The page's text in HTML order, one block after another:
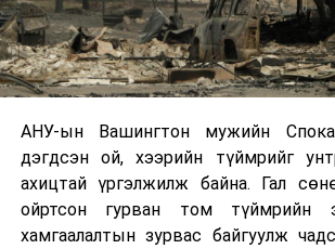
АНУ-ын Вашингтон мужийн
дэгдсэн ой, хээрийн түймрийг
ахицтай үргэлжилж байна. Гал
ойртсон гурван том түймрийн
хамгаалалтын зурвас байгуулж